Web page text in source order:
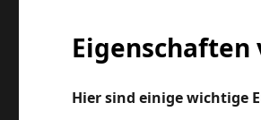
Eigenschaften
Hier sind einige wichtige